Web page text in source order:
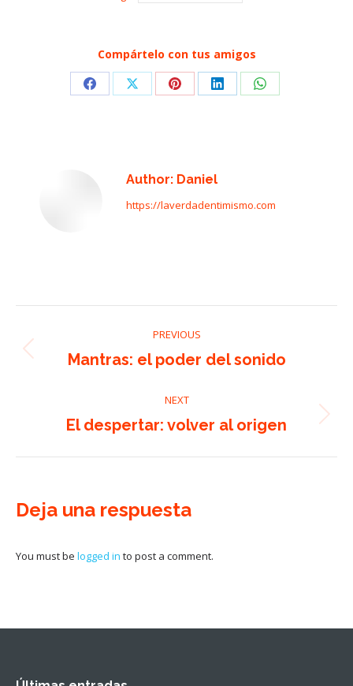
Compártelo con tus amigos
Share Share Share Share Share
Author: Daniel
https://laverdadentimismo.com
navigation
PREVIOUS
Previous
Mantras: el poder del sonido
NEXT
Next
El despertar: volver al origen
Deja una respuesta
You must be logged in to post a comment.